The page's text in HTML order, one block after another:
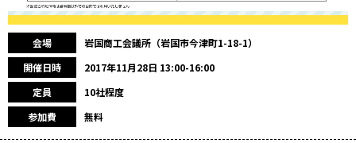
会場
岩国商工会議所（岩国市今津町1-18-1）
開催日時
2017年11月28日 13:00-16:00
定員
10社程度
参加費
無料